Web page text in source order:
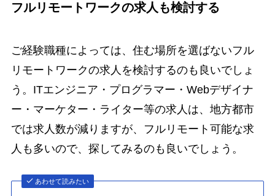
フルリモートワークの求人も検討する
ご経験職種によっては、住む場所を選ばないフル
リモートワークの求人を検討するのも良いでしょ
う。ITエンジニア・プログラマー・Webデザイナ
ー・マーケター・ライター等の求人は、地方都市
では求人数が減りますが、フルリモート可能な求
人も多いので、探してみるのも良いでしょう。
あわせて読みたい